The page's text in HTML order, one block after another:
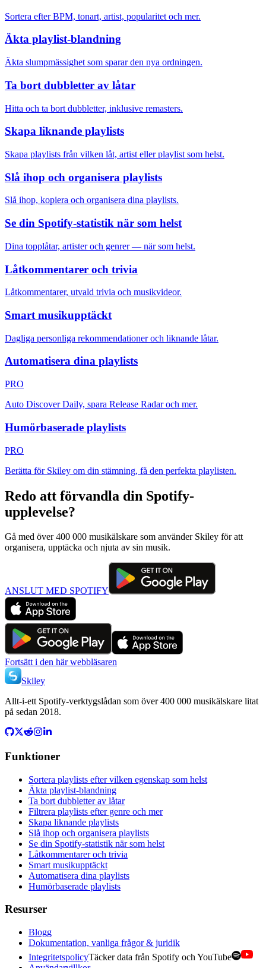
Sortera efter BPM, tonart, artist, popularitet och mer.
Äkta playlist-blandning
Äkta slumpmässighet som sparar den nya ordningen.
Ta bort dubbletter av låtar
Hitta och ta bort dubbletter, inklusive remasters.
Skapa liknande playlists
Skapa playlists från vilken låt, artist eller playlist som helst.
Slå ihop och organisera playlists
Slå ihop, kopiera och organisera dina playlists.
Se din Spotify-statistik när som helst
Dina topplåtar, artister och genrer — när som helst.
Låtkommentarer och trivia
Låtkommentarer, utvald trivia och musikvideor.
Smart musikupptäckt
Dagliga personliga rekommendationer och liknande låtar.
Automatisera dina playlists
PRO
Auto Discover Daily, spara Release Radar och mer.
Humörbaserade playlists
PRO
Berätta för Skiley om din stämning, få den perfekta playlisten.
Redo att förvandla din Spotify-
upplevelse?
Gå med över 400 000 musikälskare som använder Skiley för att
organisera, upptäcka och njuta av sin musik.
ANSLUT MED SPOTIFY
Fortsätt i den här webbläsaren
Skiley
Allt-i-ett Spotify-verktygslådan som över 400 000 musikälskare litat
på sedan 2018.
Funktioner
Sortera playlists efter vilken egenskap som helst
Äkta playlist-blandning
Ta bort dubbletter av låtar
Filtrera playlists efter genre och mer
Skapa liknande playlists
Slå ihop och organisera playlists
Se din Spotify-statistik när som helst
Låtkommentarer och trivia
Smart musikupptäckt
Automatisera dina playlists
Humörbaserade playlists
Resurser
Blogg
Dokumentation, vanliga frågor & juridik
IntegritetspolicyTäcker data från Spotify och YouTube